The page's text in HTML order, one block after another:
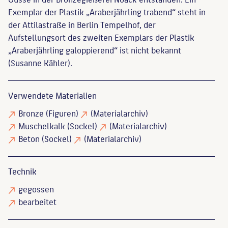
Exemplar der Plastik „Araberjährling trabend“ steht in
der Attilastraße in Berlin Tempelhof, der
Aufstellungsort des zweiten Exemplars der Plastik
„Araberjährling galoppierend“ ist nicht bekannt
(Susanne Kähler).
Verwendete Materialien
Bronze (Figuren)
(Materialarchiv)
Muschelkalk (Sockel)
(Materialarchiv)
Beton (Sockel) (Materialarchiv)
Technik
gegossen
bearbeitet